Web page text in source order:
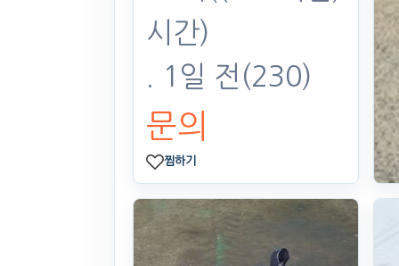
시간)
. 1일 전 (230)
문의
찜하기